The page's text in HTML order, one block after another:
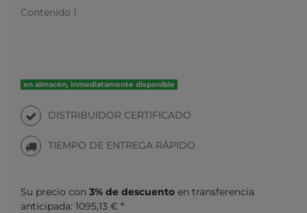
Contenido 1
en almacén, inmediatamente disponible
DISTRIBUIDOR CERTIFICADO
TIEMPO DE ENTREGA RÁPIDO
Su precio con 3% de descuento en transferencia
anticipada: 1095,13 € *